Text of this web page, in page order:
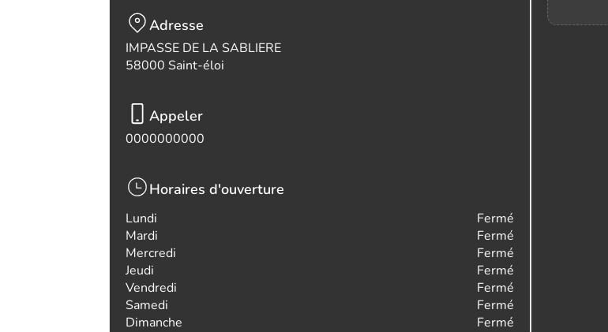
Adresse
IMPASSE DE LA SABLIERE
58000 Saint-éloi
Appeler
0000000000
Horaires d'ouverture
Lundi
Fermé
Mardi
Fermé
Mercredi
Fermé
Jeudi
Fermé
Vendredi
Fermé
Samedi
Fermé
Dimanche
Fermé